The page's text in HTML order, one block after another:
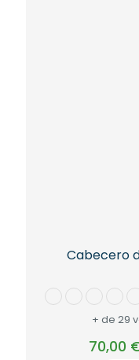
Cabecero
+ de 29
70,00